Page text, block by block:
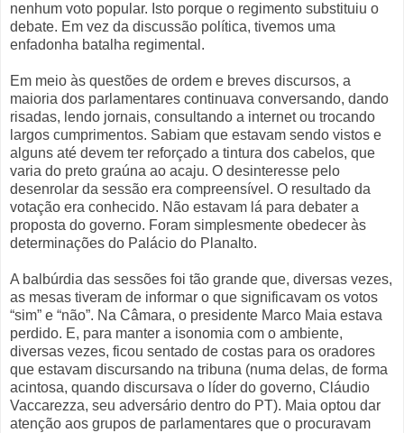
nenhum voto popular. Isto porque o regimento substituiu o
debate. Em vez da discussão política, tivemos uma
enfadonha batalha regimental.
Em meio às questões de ordem e breves discursos, a
maioria dos parlamentares continuava conversando, dando
risadas, lendo jornais, consultando a internet ou trocando
largos cumprimentos. Sabiam que estavam sendo vistos e
alguns até devem ter reforçado a tintura dos cabelos, que
varia do preto graúna ao acaju. O desinteresse pelo
desenrolar da sessão era compreensível. O resultado da
votação era conhecido. Não estavam lá para debater a
proposta do governo. Foram simplesmente obedecer às
determinações do Palácio do Planalto.
A balbúrdia das sessões foi tão grande que, diversas vezes,
as mesas tiveram de informar o que significavam os votos
“sim” e “não”. Na Câmara, o presidente Marco Maia estava
perdido. E, para manter a isonomia com o ambiente,
diversas vezes, ficou sentado de costas para os oradores
que estavam discursando na tribuna (numa delas, de forma
acintosa, quando discursava o líder do governo, Cláudio
Vaccarezza, seu adversário dentro do PT). Maia optou dar
atenção aos grupos de parlamentares que o procuravam